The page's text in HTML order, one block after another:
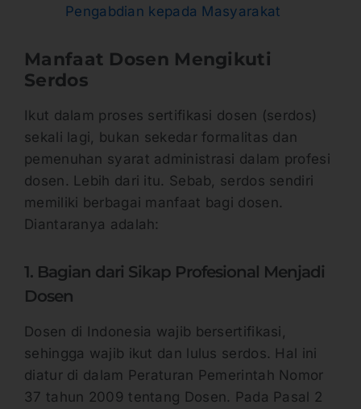
Pengabdian kepada Masyarakat
Manfaat Dosen Mengikuti
Serdos
Ikut dalam proses sertifikasi dosen (serdos)
sekali lagi, bukan sekedar formalitas dan
pemenuhan syarat administrasi dalam profesi
dosen. Lebih dari itu. Sebab, serdos sendiri
memiliki berbagai manfaat bagi dosen.
Diantaranya adalah:
1. Bagian dari Sikap Profesional Menjadi
Dosen
Dosen di Indonesia wajib bersertifikasi,
sehingga wajib ikut dan lulus serdos. Hal ini
diatur di dalam Peraturan Pemerintah Nomor
37 tahun 2009 tentang Dosen. Pada Pasal 2